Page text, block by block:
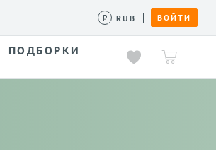
RUB ВОЙТИ
ПОДБОРКИ